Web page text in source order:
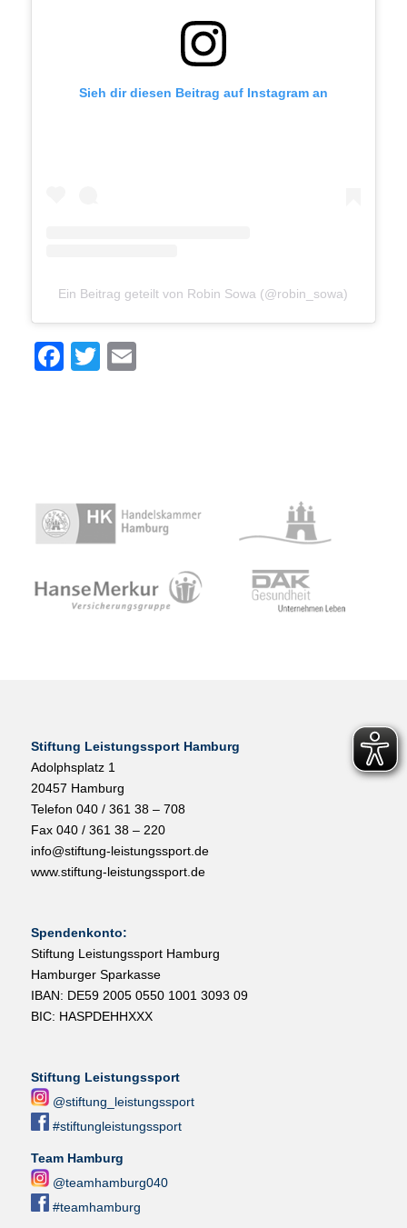
Sieh dir diesen Beitrag auf Instagram an
Ein Beitrag geteilt von Robin Sowa (@robin_sowa)
Facebook
Twitter
Stiftung Leistungssport Hamburg
Adolphsplatz 1
20457 Hamburg
Telefon 040 / 361 38 – 708
Fax 040 / 361 38 – 220
info@stiftung-leistungssport.de
www.stiftung-leistungssport.de
Spendenkonto:
Stiftung Leistungssport Hamburg
Hamburger Sparkasse
IBAN: DE59 2005 0550 1001 3093 09
BIC: HASPDEHHXXX
Stiftung Leistungssport
@stiftung_leistungssport
#stiftungleistungssport
Team Hamburg
@teamhamburg040
#teamhamburg